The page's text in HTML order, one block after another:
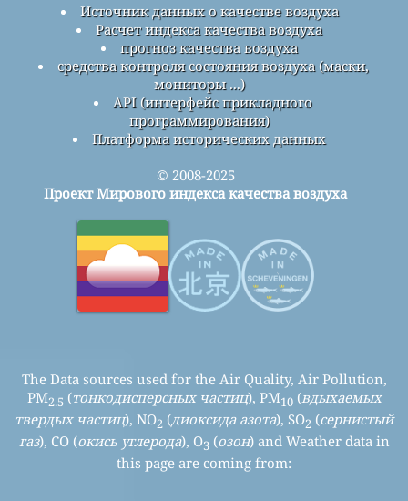
Источник данных о качестве воздуха
Расчет индекса качества воздуха
прогноз качества воздуха
средства контроля состояния воздуха (маски,
мониторы ...)
API (интерфейс прикладного
программирования)
Платформа исторических данных
© 2008-2025
Проект Мирового индекса качества воздуха
The Data sources used for the Air Quality, Air Pollution,
PM2.5 (тонкодисперсных частиц), PM10(вдыхаемых
твердых частиц), NO2 (диоксида азота), SO2 (сернистый
газ), CO (окись углерода), O3 (озон) and Weather data in
this page are coming from: